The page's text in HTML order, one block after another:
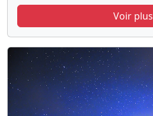
Voir plus